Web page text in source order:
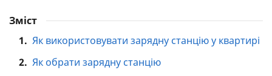
Зміст
1. Як використовувати зарядну станцію у квартирі
2. Як обрати зарядну станцію